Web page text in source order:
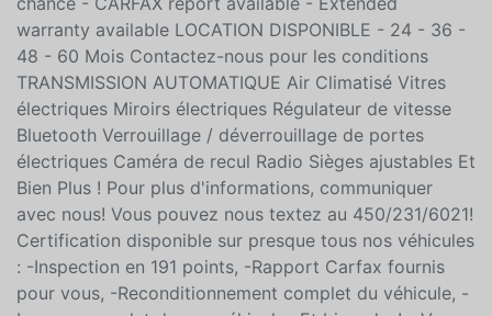
that meets your expectations! - Full inspection
provided - On-site financing - 1rst, 2scd, 3rd credit
chance - CARFAX report available - Extended
warranty available LOCATION DISPONIBLE - 24 - 36 -
48 - 60 Mois Contactez-nous pour les conditions
TRANSMISSION AUTOMATIQUE Air Climatisé Vitres
électriques Miroirs électriques Régulateur de vitesse
Bluetooth Verrouillage / déverrouillage de portes
électriques Caméra de recul Radio Sièges ajustables Et
Bien Plus ! Pour plus d'informations, communiquer
avec nous! Vous pouvez nous textez au 450/231/6021!
Certification disponible sur presque tous nos véhicules